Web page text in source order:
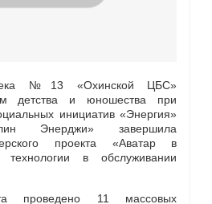
№13 «Охинской ЦБС»
детства и юношества при
инициатив «Энергия»
Энерджи» завершила
проекта «Аватар в
технологии в обслуживании
проведено 11 массовых